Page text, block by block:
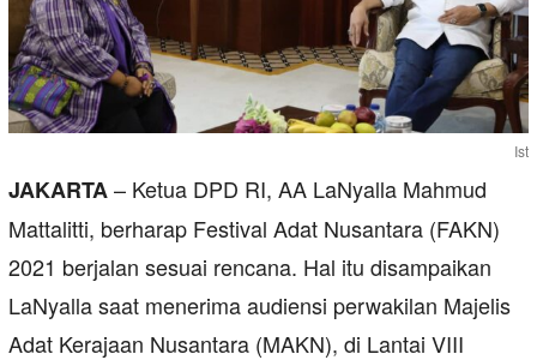
Ist
JAKARTA– Ketua DPD RI, AA LaNyalla Mahmud
Mattalitti, berharap Festival Adat Nusantara (FAKN)
2021 berjalan sesuai rencana. Hal itu disampaikan
LaNyalla saat menerima audiensi perwakilan Majelis
Adat Kerajaan Nusantara (MAKN), di Lantai VIII